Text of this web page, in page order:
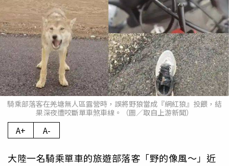
騎乘部落客在羌塘無人區露營時，誤將野狼當成『網紅狼』投餵，結
果深夜遭咬斷單車煞車線。（圖／取自上游新聞）
A+ A-
大陸一名騎乘單車的旅遊部落客「野的像風～」近